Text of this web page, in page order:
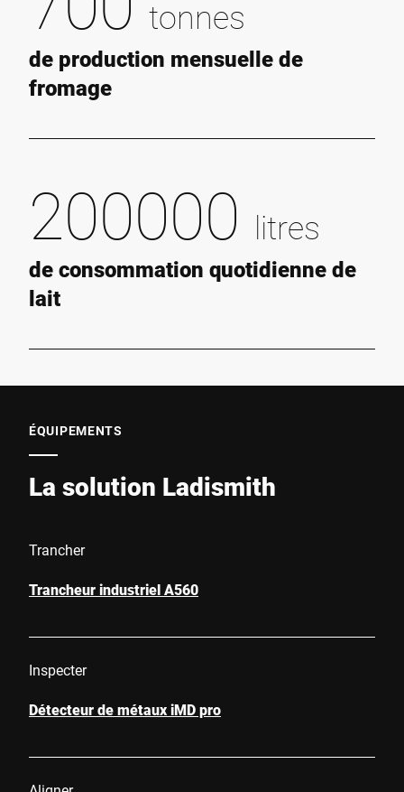
tonnes
de production mensuelle de
fromage
200000 litres
de consommation quotidienne de
lait
ÉQUIPEMENTS
La solution Ladismith
Trancher
Trancheur industriel A560
Inspecter
Détecteur de métaux iMD pro